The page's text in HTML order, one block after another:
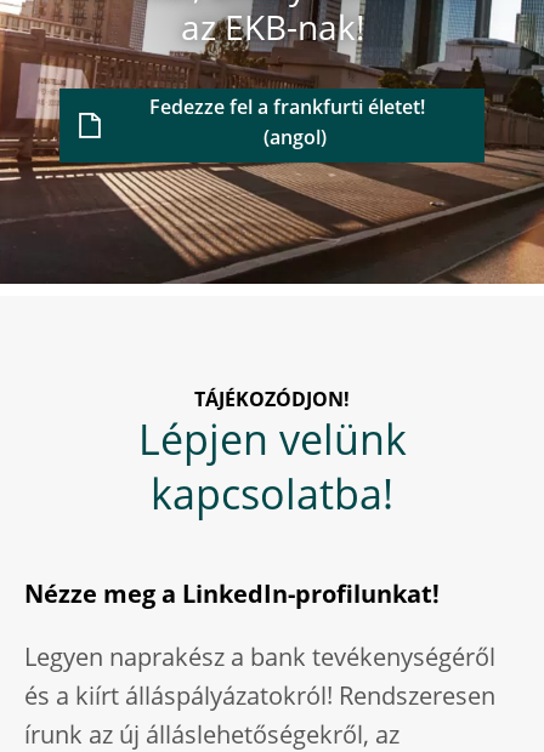
az EKB-nak!
Fedezze fel a frankfurti életet!
TÁJÉKOZÓDJON!
Lépjen velünk
kapcsolatba!
Nézze meg a LinkedIn-profilunkat!
Legyen naprakész a bank tevékenységéről
és a kiírt álláspályázatokról! Rendszeresen
írunk az új álláslehetőségekről, az